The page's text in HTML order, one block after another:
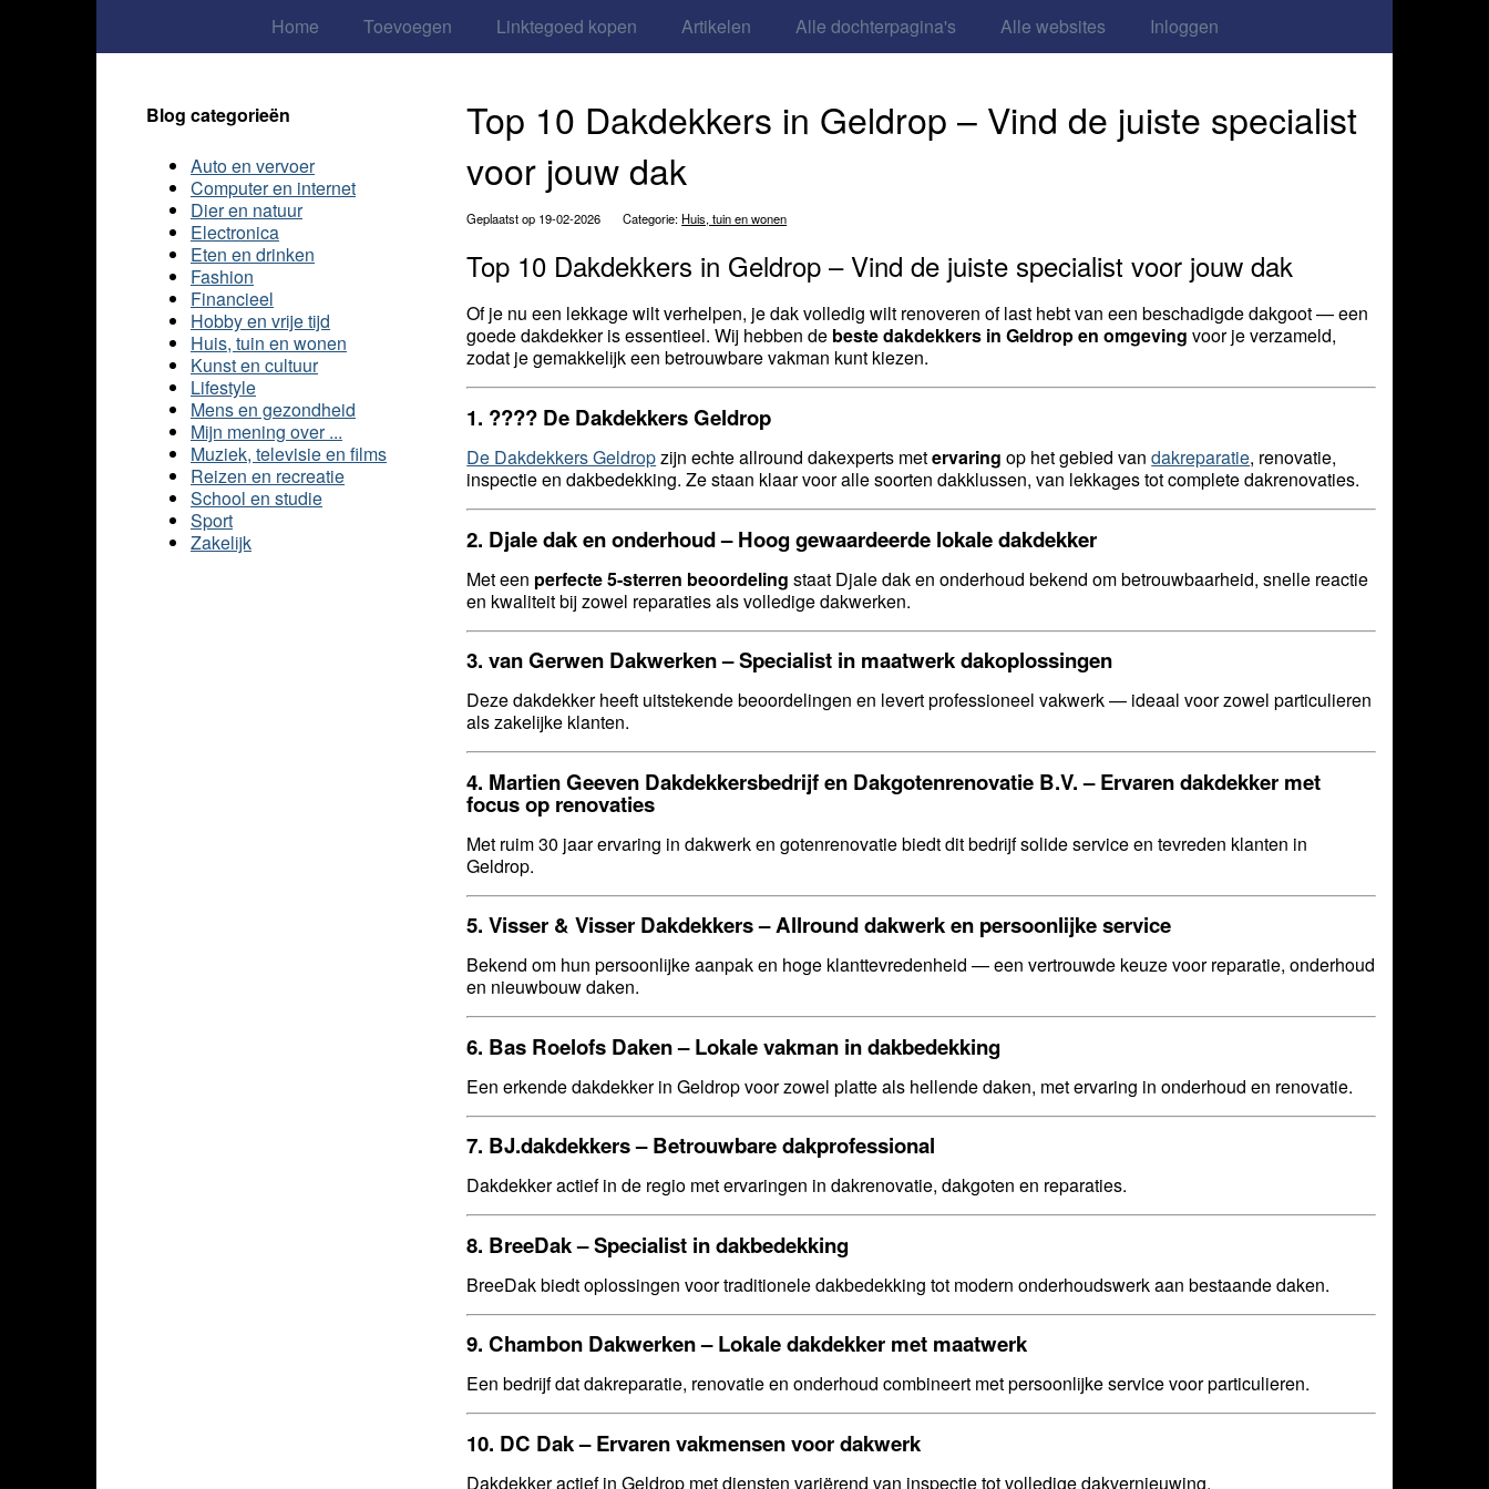
Home Toevoegen Linktegoed kopen Artikelen Alle dochterpagina's Alle websites Inloggen
Top 10 Dakdekkers in Geldrop – Vind de juiste specialist
voor jouw dak
Geplaatst op 19-02-2026 Categorie: Huis, tuin en wonen
Top 10 Dakdekkers in Geldrop – Vind de juiste specialist voor jouw dak
Of je nu een lekkage wilt verhelpen, je dak volledig wilt renoveren of last hebt van een beschadigde dakgoot — een
goede dakdekker is essentieel. Wij hebben de beste dakdekkers in Geldrop en omgeving voor je verzameld,
zodat je gemakkelijk een betrouwbare vakman kunt kiezen.
1. ???? De Dakdekkers Geldrop
De Dakdekkers Geldropzijn echte allround dakexperts metervaring op het gebied vandakreparatie, renovatie,
inspectie en dakbedekking. Ze staan klaar voor alle soorten dakklussen, van lekkages tot complete dakrenovaties.
2. Djale dak en onderhoud– Hoog gewaardeerde lokale dakdekker
Met een perfecte 5-sterren beoordeling staat Djale dak en onderhoud bekend om betrouwbaarheid, snelle reactie
en kwaliteit bij zowel reparaties als volledige dakwerken.
3.van Gerwen Dakwerken– Specialist in maatwerk dakoplossingen
Deze dakdekker heeft uitstekende beoordelingen en levert professioneel vakwerk — ideaal voor zowel particulieren
als zakelijke klanten.
4. Martien Geeven Dakdekkersbedrijf en Dakgotenrenovatie B.V.– Ervaren dakdekker met
focus op renovaties
Met ruim 30 jaar ervaring in dakwerk en gotenrenovatie biedt dit bedrijf solide service en tevreden klanten in
Geldrop.
5.Visser & Visser Dakdekkers– Allround dakwerk en persoonlijke service
Bekend om hun persoonlijke aanpak en hoge klanttevredenheid — een vertrouwde keuze voor reparatie, onderhoud
en nieuwbouw daken.
6. Bas Roelofs Daken– Lokale vakman in dakbedekking
Een erkende dakdekker in Geldrop voor zowel platte als hellende daken, met ervaring in onderhoud en renovatie.
7. BJ.dakdekkers– Betrouwbare dakprofessional
Dakdekker actief in de regio met ervaringen in dakrenovatie, dakgoten en reparaties.
8. BreeDak– Specialist in dakbedekking
BreeDak biedt oplossingen voor traditionele dakbedekking tot modern onderhoudswerk aan bestaande daken.
9.Chambon Dakwerken– Lokale dakdekker met maatwerk
Een bedrijf dat dakreparatie, renovatie en onderhoud combineert met persoonlijke service voor particulieren.
10. DC Dak– Ervaren vakmensen voor dakwerk
Dakdekker actief in Geldrop met diensten variërend van inspectie tot volledige dakvernieuwing.
Blog categorieën
Auto en vervoer
Computer en internet
Dier en natuur
Electronica
Eten en drinken
Fashion
Financieel
Hobby en vrije tijd
Huis, tuin en wonen
Kunst en cultuur
Lifestyle
Mens en gezondheid
Mijn mening over ...
Muziek, televisie en films
Reizen en recreatie
School en studie
Sport
Zakelijk